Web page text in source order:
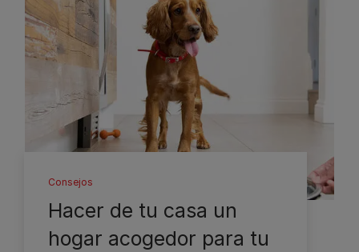
Consejos
Hacer de tu casa un
hogar acogedor para tu